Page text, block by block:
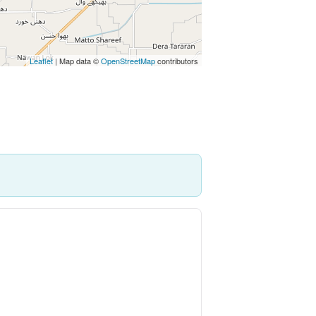
Leaflet| Map data ©OpenStreetMapcontributors